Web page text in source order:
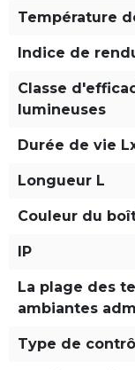
Température
Indice de
Classe
lumineuses
Durée de vie
Longueur L
Couleur du
IP
La plage des
ambiantes
Type de